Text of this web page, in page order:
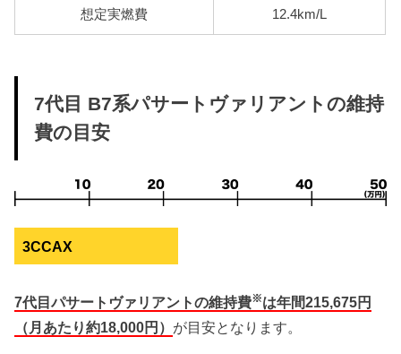
想定実燃費 12.4km/L
7代目 B7系パサートヴァリアントの維持
費の目安
3CCAX
7代目パサートヴァリアントの維持費※は年間215,675円
（月あたり約18,000円） が目安となります。